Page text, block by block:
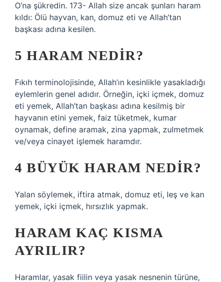
O’na şükredin. 173- Allah size ancak şunları haram
kıldı: Ölü hayvan, kan, domuz eti ve Allah’tan
başkası adına kesilen.
5 HARAM NEDIR?
Fıkıh terminolojisinde, Allah’ın kesinlikle yasakladığı
eylemlerin genel adıdır. Örneğin, içki içmek, domuz
eti yemek, Allah’tan başkası adına kesilmiş bir
hayvanın etini yemek, faiz tüketmek, kumar
oynamak, define aramak, zina yapmak, zulmetmek
ve/veya cinayet işlemek haramdır.
4 BÜYÜK HARAM NEDIR?
Yalan söylemek, iftira atmak, domuz eti, leş ve kan
yemek, içki içmek, hırsızlık yapmak.
HARAM KAÇ KISMA
AYRILIR?
Haramlar, yasak fiilin veya yasak nesnenin türüne,